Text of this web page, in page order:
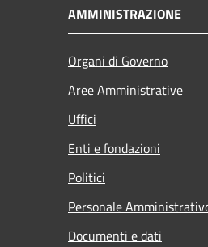
AMMINISTRAZIONE
Organi di Governo
Aree Amministrative
Uffici
Enti e fondazioni
Politici
Personale
Documenti e dati